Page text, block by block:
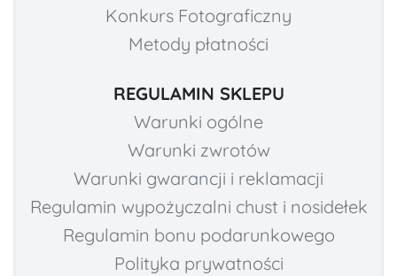
Konkurs Fotograficzny
Metody płatności
REGULAMIN SKLEPU
Warunki ogólne
Warunki zwrotów
Warunki gwarancji i reklamacji
Regulamin wypożyczalni chust i nosidełek
Regulamin bonu podarunkowego
Polityka prywatności